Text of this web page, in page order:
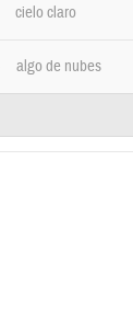
cielo claro
algo de nubes